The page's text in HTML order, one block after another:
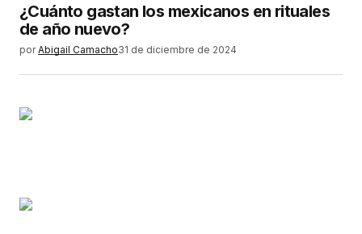
¿Cuánto gastan los mexicanos en rituales
de año nuevo?
por Abigail Camacho31 de diciembre de 2024